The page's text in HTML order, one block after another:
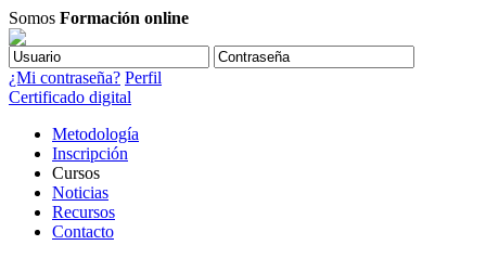
Somos Formación online
¿Mi contraseña? Perfil
Certificado digital
Metodología
Inscripción
Cursos
Noticias
Recursos
Contacto